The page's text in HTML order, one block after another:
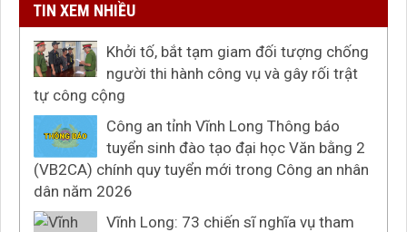
TIN XEM NHIỀU
Khởi tố, bắt tạm giam đối tượng chống
người thi hành công vụ và gây rối trật
tự công cộng
Công an tỉnh Vĩnh Long Thông báo
tuyển sinh đào tạo đại học Văn bằng 2
(VB2CA) chính quy tuyển mới trong Công an nhân
dân năm 2026
Vĩnh Long: 73 chiến sĩ nghĩa vụ tham